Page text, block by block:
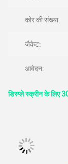
कोर की संख्या:
जैकेट:
आवेदन:
डिस्प्ले स्क्रीन के लिए